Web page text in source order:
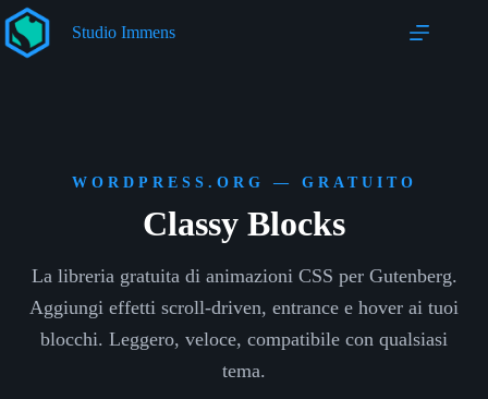
Salta
al
contenuto
Studio Immens
WORDPRESS.ORG — GRATUITO
Classy Blocks
La libreria gratuita di animazioni CSS per Gutenberg.
Aggiungi effetti scroll-driven, entrance e hover ai tuoi
blocchi. Leggero, veloce, compatibile con qualsiasi
tema.